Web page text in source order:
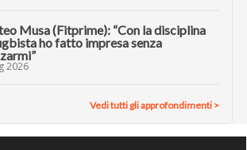
Musa (Fitprime): “Con la disciplina
ho fatto impresa senza
2026
Vedi tutti gli approfondimenti >